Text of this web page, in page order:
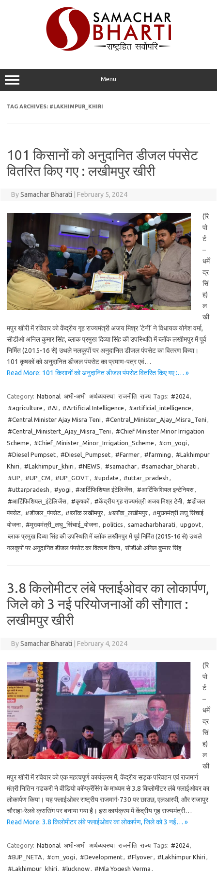
Menu
TAG ARCHIVES: #LAKHIMPUR_KHIRI
101 किसानों को अनुदानित डीजल पंपसेट
वितरित किए गए : लखीमपुर खीरी
BySamachar Bharati February 5, 2024
(रि
पो
र्ट
–
धर्में
द्र
सिं
ह)
ल
खी
मपुर खीरी में रविवार को केंद्रीय गृह राज्यमंत्री अजय मिश्र ‘टेनी’ ने विधायक योगेश वर्मा,
सीडीओ अनिल कुमार सिंह, ब्लाक प्रमुख दिव्या सिंह की उपस्थिति में ब्लॉक लखीमपुर में पूर्व
निर्मित (2015-16 से) उथले नलकूपों पर अनुदानित डीजल पंपसेट का वितरण किया।
101 कृषकों को अनुदानित डीजल पंपसेट का प्रमाण-पत्र एवं…
Read More: 101 किसानों को अनुदानित डीजल पंपसेट वितरित किए गए :… »
Category: National अभी-अभी अर्थव्ययस्था राजनीति राज्य Tags: #2024,
#agriculture , #AI , #Artificial Intelligence , #artificial_intelligence ,
#Central Minister Ajay Misra Teni , #Central_Minister_Ajay_Misra_Teni ,
#Central_Ministert_Ajay_Misra_Teni , #Chief Minister Minor Irrigation
Scheme , #Chief_Minister_Minor_Irrigation_Scheme , #cm_yogi ,
#Diesel Pumpset, #Diesel_Pumpset, #Farmer, #farming , #Lakhimpur
Khiri , #Lakhimpur_khiri , #NEWS , #samachar, #samachar_bharati ,
#UP , #UP_CM , #UP_GOVT , #update , #uttar_pradesh ,
#uttarpradesh , #yogi , #आर्टिफिशियल इंटेलिजेंस, #आर्टिफिशियल इन्टेनियस,
#आर्टिफिशियल_इंटेलिजेंस, #कृषकों, #केंद्रीय गृह राज्यमंत्री अजय मिश्र टेनी, #डीजल
पंपसेट, #डीजल_पंपसेट, #ब्लॉक लखीमपुर, #ब्लॉक_लखीमपुर, #मुख्यमंत्री लघु सिंचाई
योजना, #मुख्यमंत्री_लघु_सिंचाई_योजना, politics , samacharbharati , upgovt,
ब्लाक प्रमुख दिव्या सिंह की उपस्थिति में ब्लॉक लखीमपुर में पूर्व निर्मित (2015-16 से) उथले
नलकूपों पर अनुदानित डीजल पंपसेट का वितरण किया, सीडीओ अनिल कुमार सिंह
3.8 किलोमीटर लंबे फ्लाईओवर का लोकार्पण,
जिले को 3 नई परियोजनाओं की सौगात :
लखीमपुर खीरी
BySamachar Bharati February 4, 2024
(रि
पो
र्ट
–
धर्में
द्र
सिं
ह)
ल
खी
मपुर खीरी में रविवार को एक महत्वपूर्ण कार्यक्रम में, केंद्रीय सड़क परिवहन एवं राजमार्ग
मंत्री नितिन गडकरी ने वीडियो कॉन्फ्रेंसिंग के माध्यम से 3.8 किलोमीटर लंबे फ्लाईओवर का
लोकार्पण किया। यह फ्लाईओवर राष्ट्रीय राजमार्ग-730 पर छाउछ, एलआरपी, और राजापुर
चौराहा-रेलवे क्रासिंग पर बनाया गया है। इस कार्यक्रम में केंद्रीय गृह राज्यमंत्री…
Read More: 3.8 किलोमीटर लंबे फ्लाईओवर का लोकार्पण, जिले को 3 नई… »
Category: National अभी-अभी अर्थव्ययस्था राजनीति राज्य Tags: #2024,
#BJP_NETA , #cm_yogi , #Development, #Flyover, #Lakhimpur Khiri ,
#Lakhimpur_khiri , #lucknow, #Mla Yogesh Verma ,